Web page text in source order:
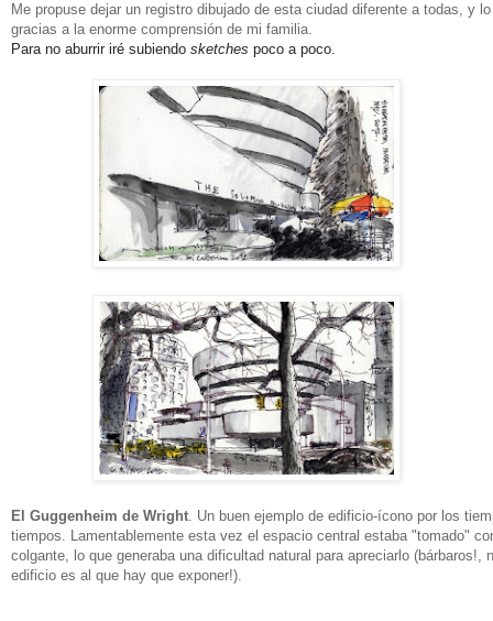
Me propuse dejar un registro dibujado de esta ciudad diferente a todas, y
gracias a la enorme comprensión de mi familia.
Para no aburrir iré subiendo sketches poco a poco.
El Guggenheim de Wright. Un buen ejemplo de edificio-ícono por los
tiempos. Lamentablemente esta vez el espacio central estaba "tomado"
colgante, lo que generaba una dificultad natural para apreciarlo (bárbaros!,
edificio es al que hay que exponer!).